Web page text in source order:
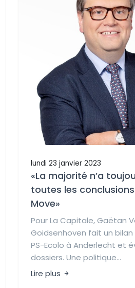
lundi 23 janvier 2023
«La majorité n’a
toutes les
Move»
Pour La Capitale, Gaëtan
Goidsenhoven fait un
PS-Ecolo à Anderlecht et
dossiers. Une politique...
Lire plus